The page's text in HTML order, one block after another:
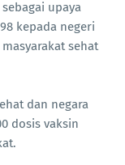
upaya
kepada negeri
sehat
dan negara
dosis vaksin